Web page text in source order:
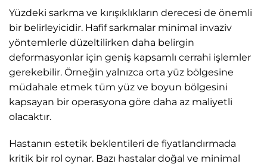
Yüzdeki sarkma ve kırışıklıkların derecesi de önemli
bir belirleyicidir. Hafif sarkmalar minimal invaziv
yöntemlerle düzeltilirken daha belirgin
deformasyonlar için geniş kapsamlı cerrahi işlemler
gerekebilir. Örneğin yalnızca orta yüz bölgesine
müdahale etmek tüm yüz ve boyun bölgesini
kapsayan bir operasyona göre daha az maliyetli
olacaktır.
Hastanın estetik beklentileri de fiyatlandırmada
kritik bir rol oynar. Bazı hastalar doğal ve minimal